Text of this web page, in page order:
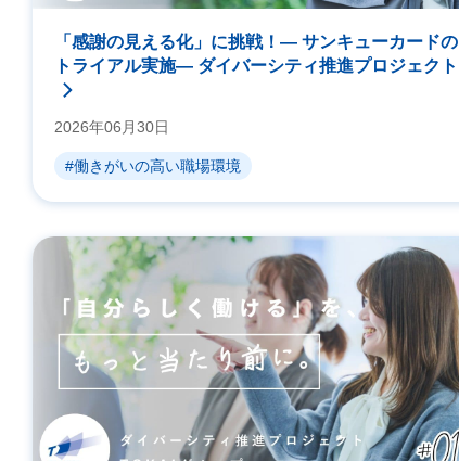
「感謝の見える化」に挑戦！― サンキューカードの
トライアル実施― ダイバーシティ推進プロジェクト
2026年06月30日
#働きがいの高い職場環境